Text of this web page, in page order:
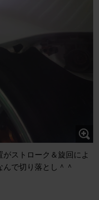
ストローク＆旋回によ
で切り落とし＾＾